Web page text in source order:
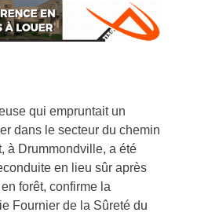
qui empruntait un
dans le secteur du chemin
à Drummondville, a été
en lieu sûr après
forêt, confirme la
Fournier de la Sûreté du